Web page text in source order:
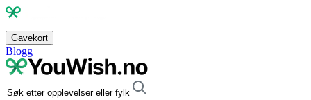
Gavekort
Blogg